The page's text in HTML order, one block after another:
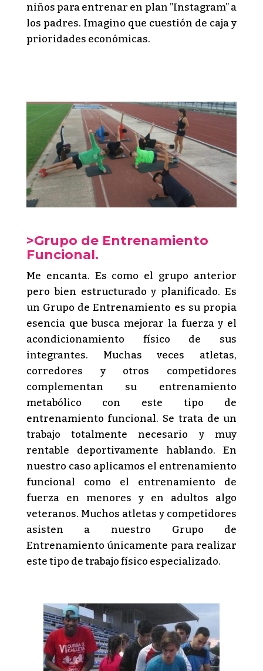
niños para entrenar en plan ”Instagram” a
los padres. Imagino que cuestión de caja y
prioridades económicas.
>Grupo de Entrenamiento
Funcional.
Me encanta. Es como el grupo anterior
pero bien estructurado y planificado. Es
un Grupo de Entrenamiento es su propia
esencia que busca mejorar la fuerza y el
acondicionamiento físico de sus
integrantes. Muchas veces atletas,
corredores y otros competidores
complementan su entrenamiento
metabólico con este tipo de
entrenamiento funcional. Se trata de un
trabajo totalmente necesario y muy
rentable deportivamente hablando. En
nuestro caso aplicamos el entrenamiento
funcional como el entrenamiento de
fuerza en menores y en adultos algo
veteranos. Muchos atletas y competidores
asisten a nuestro Grupo de
Entrenamiento únicamente para realizar
este tipo de trabajo físico especializado.